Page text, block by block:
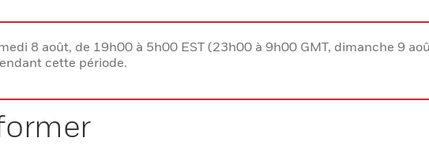
8 août, de 19h00 à 5h00 EST (23h00 à 9h00 GMT, dimanche 9
cette période.